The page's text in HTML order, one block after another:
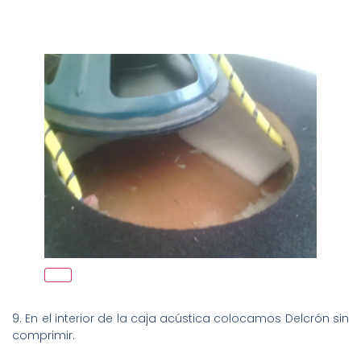
9. En el interior de la caja acústica colocamos Delcrón sin
comprimir.